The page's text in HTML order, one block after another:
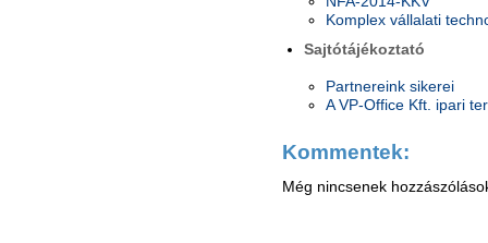
Komplex vállalati
Sajtótájékoztató
Partnereink sikerei
A VP-Office Kft. ipari
Kommentek:
Még nincsenek